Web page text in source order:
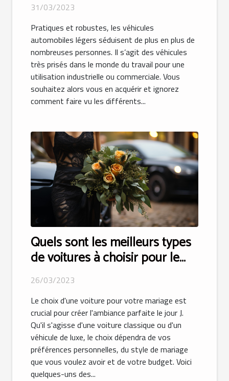
31/03/2023
Pratiques et robustes, les véhicules
automobiles légers séduisent de plus en plus de
nombreuses personnes. Il s’agit des véhicules
très prisés dans le monde du travail pour une
utilisation industrielle ou commerciale. Vous
souhaitez alors vous en acquérir et ignorez
comment faire vu les différents...
Quels sont les meilleurs types
de voitures à choisir pour le
mariage ?
26/03/2023
Le choix d'une voiture pour votre mariage est
crucial pour créer l'ambiance parfaite le jour J.
Qu'il s'agisse d'une voiture classique ou d'un
véhicule de luxe, le choix dépendra de vos
préférences personnelles, du style de mariage
que vous voulez avoir et de votre budget. Voici
quelques-uns des...